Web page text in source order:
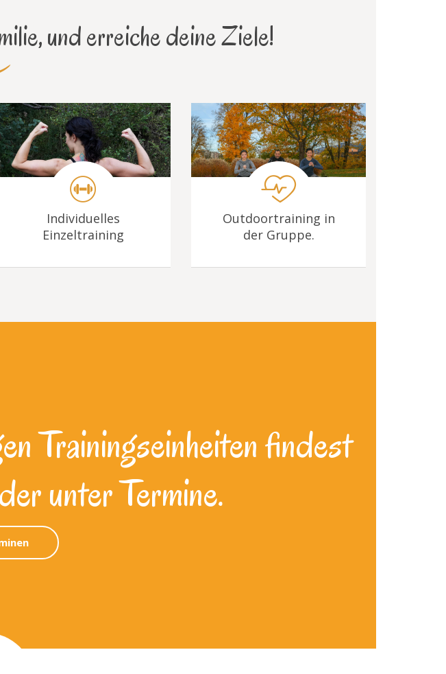
und erreiche deine Ziele!
Individuelles
Einzeltraining
Outdoortraining in
der Gruppe.
Trainingseinheiten findest
unter Termine.